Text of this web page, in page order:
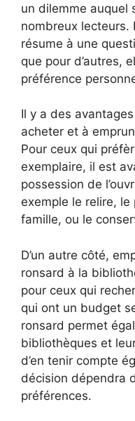
un dilemme auquel
nombreux lecteurs.
résume à une
que pour d’autres,
préférence
Il y a des
acheter et à
Pour ceux qui
exemplaire, il est
possession de
exemple le relire,
famille, ou le
D’un autre côté,
ronsard à la
pour ceux qui
qui ont un budget
ronsard permet
bibliothèques et
d’en tenir compte
décision dépendra
préférences.